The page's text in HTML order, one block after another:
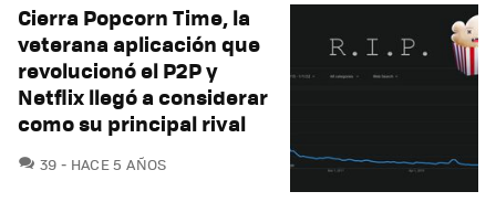
Cierra Popcorn Time, la
veterana aplicación que
revolucionó el P2P y
Netflix llegó a considerar
como su principal rival
39 COMENTARIOS
HACE 5 AÑOS